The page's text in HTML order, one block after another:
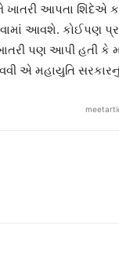
ખાતરી આપતા
આવશે. કોઈપણ
પણ આપી હતી કે
એ મહાયુતિ